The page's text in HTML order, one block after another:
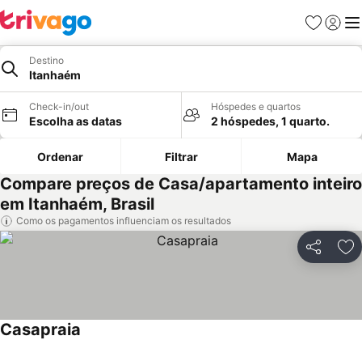
Favoritos
Iniciar
Destino
Itanhaém
Check-in/out
Escolha as datas
Hóspedes e quartos
2 hóspedes, 1 quarto.
Ordenar Filtrar Mapa
Compare preços de Casa/apartamento inteiro
em Itanhaém, Brasil
Como os pagamentos influenciam os resultados
Partilhar
Casapraia